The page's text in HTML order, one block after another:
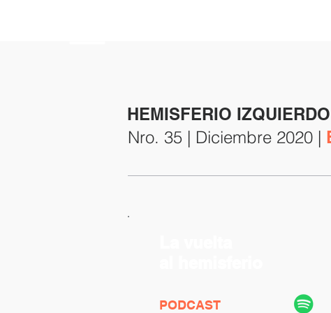
HEMISFERIO IZQUIERDO
Nro. 35 | Diciembre 2020 |
PODCAST